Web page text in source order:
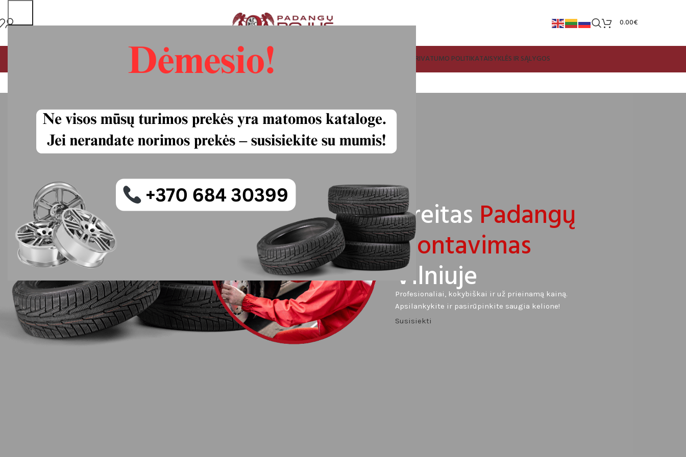
0.00€
MŪSŲ PASLAUGOSVISOS PREKĖSPADANGŲ IR RATLANKIŲ SUPIRKIMAS PRIVATUMO POLITIKATAISYKLĖS IR SĄLYGOS
Greitas Padangų
Montavimas
Vilniuje
Profesionaliai, kokybiškai ir už prieinamą kainą.
Apsilankykite ir pasirūpinkite saugia kelione!
Susisiekti